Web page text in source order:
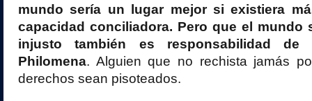
mundo sería un lugar mejor si existiera
capacidad conciliadora. Pero que el mundo
injusto también es responsabilidad de
Philomena. Alguien que no rechista jamás
derechos sean pisoteados.